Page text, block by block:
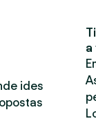
ides
a